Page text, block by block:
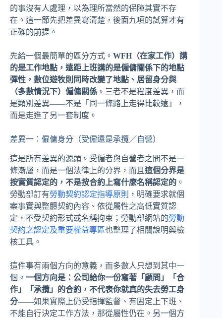
的事沒有人處理，以為理所當然的保障其實不存
在。這一節先把差異寫清楚，後面九項的試算才有
正確的前提。
先給一個最簡單的區分方式。 WFH（在家工作）講
的是工作地點，遠距上班講的是僱傭關係下的地點
彈性，數位遊牧則同時改變了地點、居留身分與
（多數情況下）僱傭關係 。三者不是程度差異，而
是類別差異——不是「同一條路上走得比較遠」，
而是走進了另一套制度。
差異一：僱傭身分（受僱還是承攬／自營）
這是所有差異的源頭。受僱者與自營者之間不是一
條漸層，而是一個法律上的分界，而且 這個分界是
按實質認定的，不是按合約上寫什麼名稱認定的 。
勞動部訂有勞動契約認定指導原則
，明確要求就個
案事實與整體契約內容、依從屬性之高低實質認
定，不受契約形式或名稱拘束；勞動部網站的勞動
契約之認定及重要權益專區也整理了相關說明與檢
核工具。
這件事有兩個方向的意義，而多數人只想到其中一
個。 一個方向是：公司給你一份寫著「顧問」「合
作」「承攬」的合約，不代表你就真的失去勞工身
分——如果實際上仍受指揮監督、有固定上下班、
不能自行決定工作方法，那從屬性仍在。另一個方